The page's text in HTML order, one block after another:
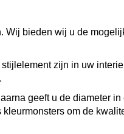
bieden wij u de
zijn in uw
geeft u de diameter
om de